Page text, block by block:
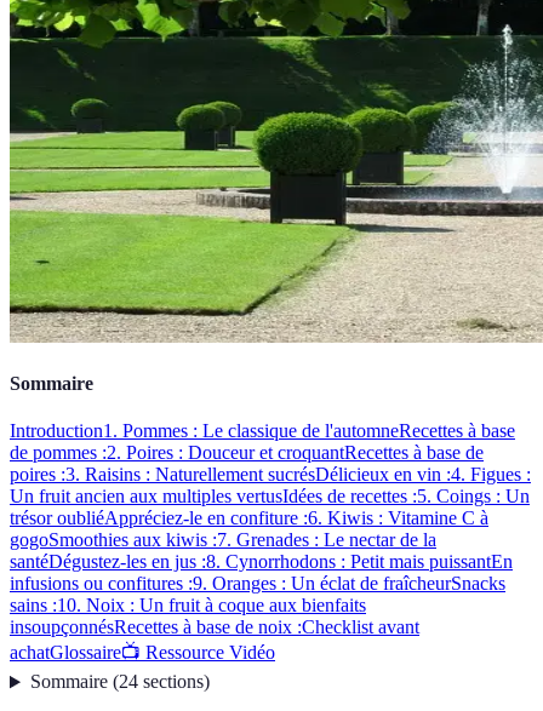
Sommaire
Introduction1. Pommes : Le classique de l'automneRecettes à base
de pommes :2. Poires : Douceur et croquantRecettes à base de
poires :3. Raisins : Naturellement sucrésDélicieux en vin :4. Figues :
Un fruit ancien aux multiples vertusIdées de recettes :5. Coings : Un
trésor oubliéAppréciez-le en confiture :6. Kiwis : Vitamine C à
gogoSmoothies aux kiwis :7. Grenades : Le nectar de la
santéDégustez-les en jus :8. Cynorrhodons : Petit mais puissantEn
infusions ou confitures :9. Oranges : Un éclat de fraîcheurSnacks
sains :10. Noix : Un fruit à coque aux bienfaits
insoupçonnésRecettes à base de noix :Checklist avant
achatGlossaire📺 Ressource Vidéo
Sommaire(24 sections)